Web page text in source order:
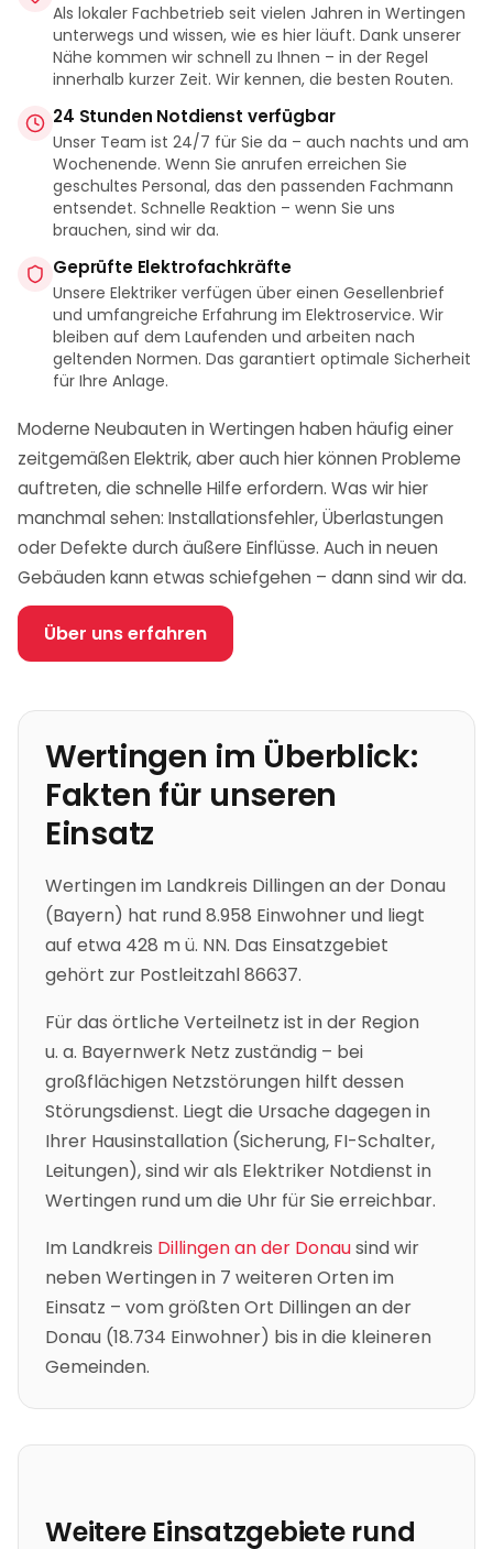
Als lokaler Fachbetrieb seit vielen Jahren in Wertingen
unterwegs und wissen, wie es hier läuft. Dank unserer
Nähe kommen wir schnell zu Ihnen – in der Regel
innerhalb kurzer Zeit. Wir kennen, die besten Routen.
24 Stunden Notdienst verfügbar
Unser Team ist 24/7 für Sie da – auch nachts und am
Wochenende. Wenn Sie anrufen erreichen Sie
geschultes Personal, das den passenden Fachmann
entsendet. Schnelle Reaktion – wenn Sie uns
brauchen, sind wir da.
Geprüfte Elektrofachkräfte
Unsere Elektriker verfügen über einen Gesellenbrief
und umfangreiche Erfahrung im Elektroservice. Wir
bleiben auf dem Laufenden und arbeiten nach
geltenden Normen. Das garantiert optimale Sicherheit
für Ihre Anlage.
Moderne Neubauten in Wertingen haben häufig einer
zeitgemäßen Elektrik, aber auch hier können Probleme
auftreten, die schnelle Hilfe erfordern. Was wir hier
manchmal sehen: Installationsfehler, Überlastungen
oder Defekte durch äußere Einflüsse. Auch in neuen
Gebäuden kann etwas schiefgehen – dann sind wir da.
Über uns erfahren
Wertingen im Überblick:
Fakten für unseren
Einsatz
Wertingenim Landkreis Dillingen an der Donau
(Bayern) hat rund 8.958 Einwohnerund liegt
auf etwa 428 m ü. NN. Das Einsatzgebiet
gehört zur Postleitzahl 86637.
Für das örtliche Verteilnetz ist in der Region
u. a. Bayernwerk Netz zuständig – bei
großflächigen Netzstörungen hilft dessen
Störungsdienst. Liegt die Ursache dagegen in
Ihrer Hausinstallation (Sicherung, FI-Schalter,
Leitungen), sind wir als Elektriker Notdienst in
Wertingen rund um die Uhr für Sie erreichbar.
Im Landkreis Dillingen an der Donausind wir
nebenWertingenin 7 weiteren Orten im
Einsatz – vom größten Ort Dillingen an der
Donau (18.734 Einwohner) bis in die kleineren
Gemeinden.
Weitere Einsatzgebiete rund